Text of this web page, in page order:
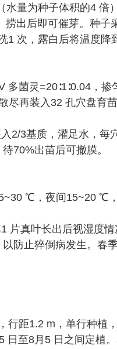
量为种子体积的4 倍
出后即可催芽。种子
次，露白后将温度降
多菌灵=20∶1∶0.04，
尽再装入32 孔穴盘育苗
2/3基质，灌足水，每
70%出苗后可撤膜。
℃，夜间15~20 ℃，
片真叶长出后视湿度
防止猝倒病发生。春
行距1.2 m，单行种植
日至8月5 日之间定植